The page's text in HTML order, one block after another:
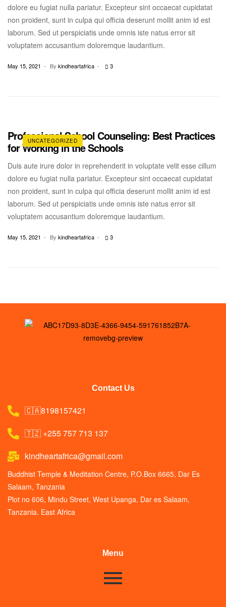
dolore eu fugiat nulla pariatur. Excepteur sint occaecat cupidatat
non proident, sunt in culpa qui officia deserunt mollit anim id est
laborum. Sed ut perspiciatis unde omnis iste natus error sit
voluptatem accusantium doloremque laudantium.
May 15, 2021 By kindheartafrica 3
UNCATEGORIZED
Professional School Counseling: Best Practices
for Working in the Schools
Duis aute irure dolor in reprehenderit in voluptate velit esse cillum
dolore eu fugiat nulla pariatur. Excepteur sint occaecat cupidatat
non proident, sunt in culpa qui officia deserunt mollit anim id est
laborum. Sed ut perspiciatis unde omnis iste natus error sit
voluptatem accusantium doloremque laudantium.
May 15, 2021 By kindheartafrica 3
Menu
Contact Us
🇨🇦8198157421
🇹🇿 +255 757 713 137
kindheartafrica@gmail.com
Buddhist Temple & Meditation Centre, P.O.Box 6665, Dar Es
Salaam, Tanzania
Plot no 606, Mindu Street, West Upanga, Dar es Salaam,
Tanzania. East Africa